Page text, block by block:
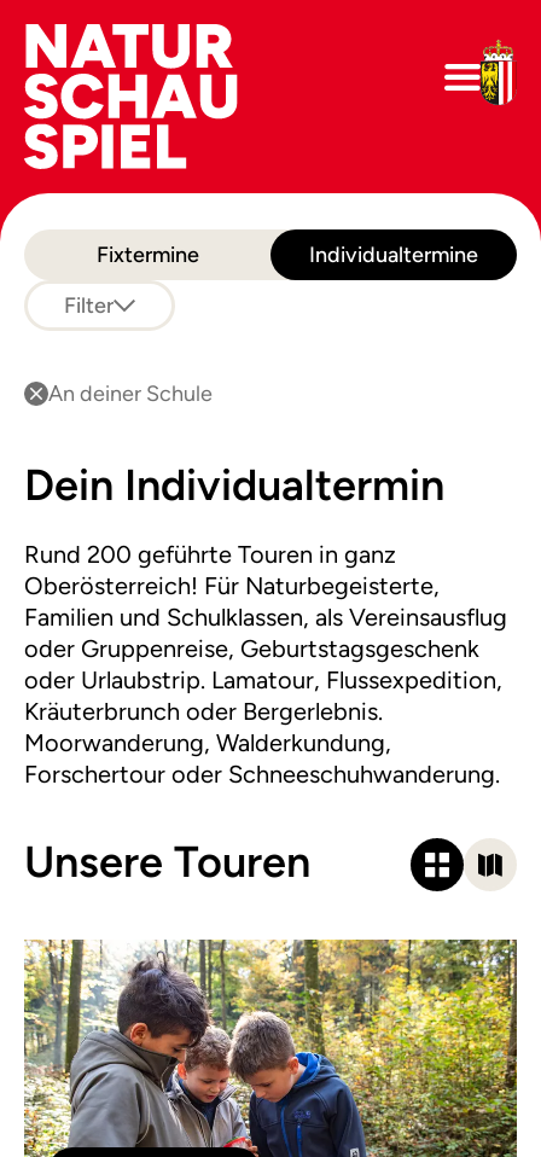
Fixtermine
Individualtermine
Filter
An deiner Schule
Dein Individualtermin
Rund 200 geführte Touren in ganz
Oberösterreich! Für Naturbegeisterte,
Familien und Schulklassen, als Vereinsausflug
oder Gruppenreise, Geburtstagsgeschenk
oder Urlaubstrip. Lamatour, Flussexpedition,
Kräuterbrunch oder Bergerlebnis.
Moorwanderung, Walderkundung,
Forschertour oder Schneeschuhwanderung.
Unsere Touren